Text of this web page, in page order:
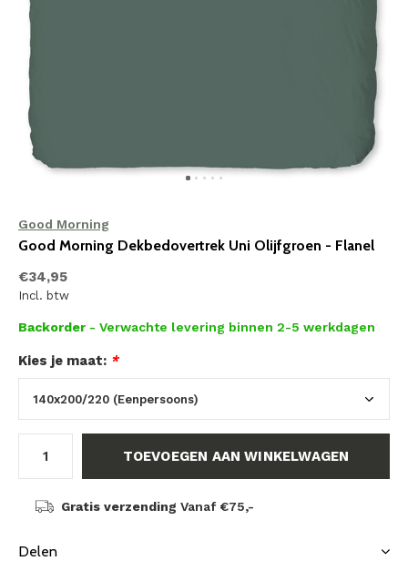
Good Morning
Good Morning Dekbedovertrek Uni Olijfgroen - Flanel
€34,95
Incl. btw
Backorder - Verwachte levering binnen 2-5 werkdagen
Kies je maat: *
TOEVOEGEN AAN WINKELWAGEN
Gratis verzending Vanaf €75,-
Delen